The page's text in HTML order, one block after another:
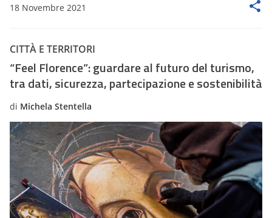
18 Novembre 2021
CITTÀ E TERRITORI
“Feel Florence”: guardare al futuro del turismo,
tra dati, sicurezza, partecipazione e sostenibilità
di Michela Stentella